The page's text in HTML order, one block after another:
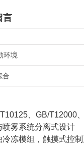
言
环境
合
、GB/T12000
雾系统分离式设计
冻模组，触摸式控